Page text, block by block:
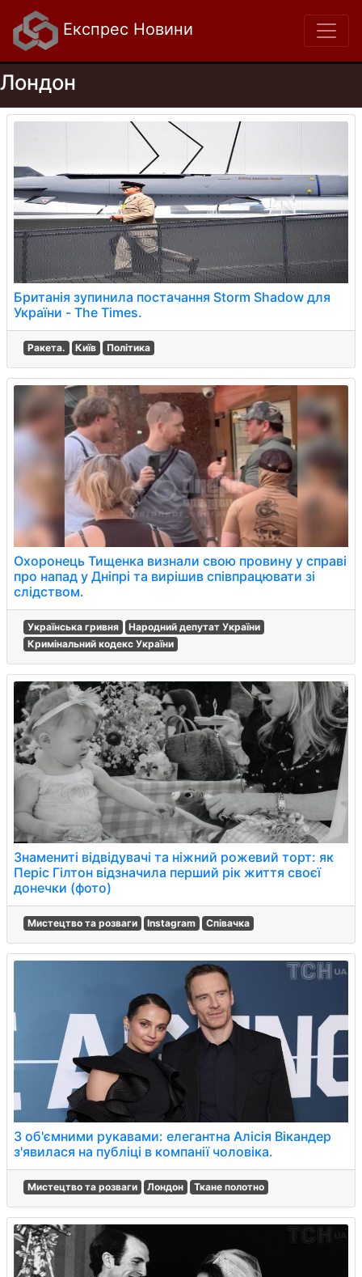
Експрес Новини
Лондон
Британія зупинила постачання Storm Shadow для
України - The Times.
Ракета. Київ Політика
Охоронець Тищенка визнали свою провину у справі
про напад у Дніпрі та вирішив співпрацювати зі
слідством.
Українська гривня
Народний депутат України
Кримінальний кодекс України
Знамениті відвідувачі та ніжний рожевий торт: як
Періс Гілтон відзначила перший рік життя своєї
донечки (фото)
Мистецтво та розваги Instagram Співачка
З об'ємними рукавами: елегантна Алісія Вікандер
з'явилася на публіці в компанії чоловіка.
Мистецтво та розваги Лондон Ткане полотно